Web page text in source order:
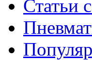
Статьи